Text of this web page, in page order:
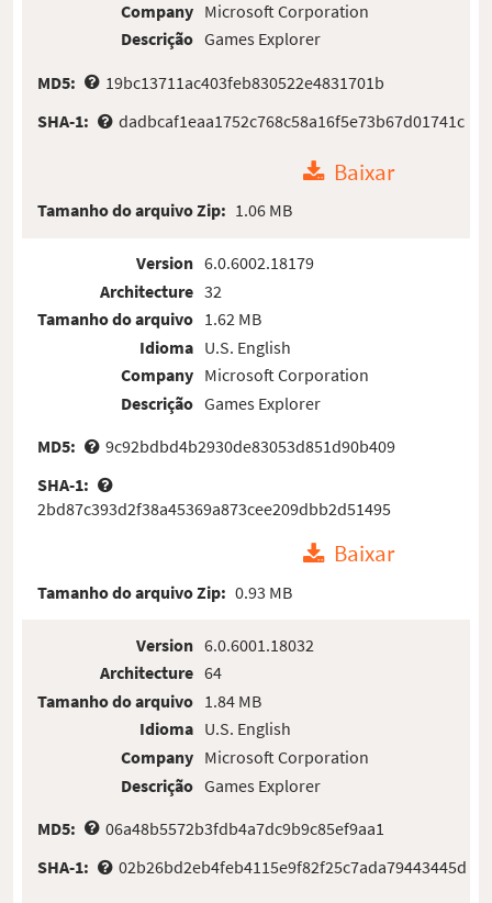
Company
Descrição
Microsoft Corporation
Games Explorer
MD5:
19bc13711ac403feb830522e4831701b
SHA-1:
dadbcaf1eaa1752c768c58a16f5e73b67d01741c
Baixar
Tamanho do arquivo Zip: 1.06 MB
Version
Architecture
Tamanho do arquivo
Idioma
Company
Descrição
6.0.6002.18179
32
1.62 MB
U.S. English
Microsoft Corporation
Games Explorer
MD5:
9c92bdbd4b2930de83053d851d90b409
SHA-1:
2bd87c393d2f38a45369a873cee209dbb2d51495
Baixar
Tamanho do arquivo Zip: 0.93 MB
Version
Architecture
Tamanho do arquivo
Idioma
Company
Descrição
6.0.6001.18032
64
1.84 MB
U.S. English
Microsoft Corporation
Games Explorer
MD5:
06a48b5572b3fdb4a7dc9b9c85ef9aa1
SHA-1:
02b26bd2eb4feb4115e9f82f25c7ada79443445d